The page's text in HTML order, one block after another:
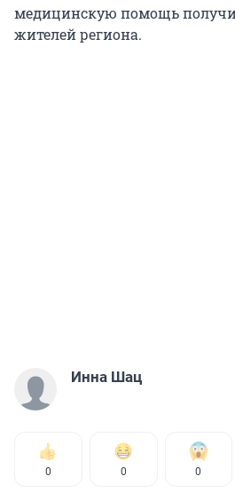
медицинскую помощь
жителей региона.
Инна Шац
0 0 0